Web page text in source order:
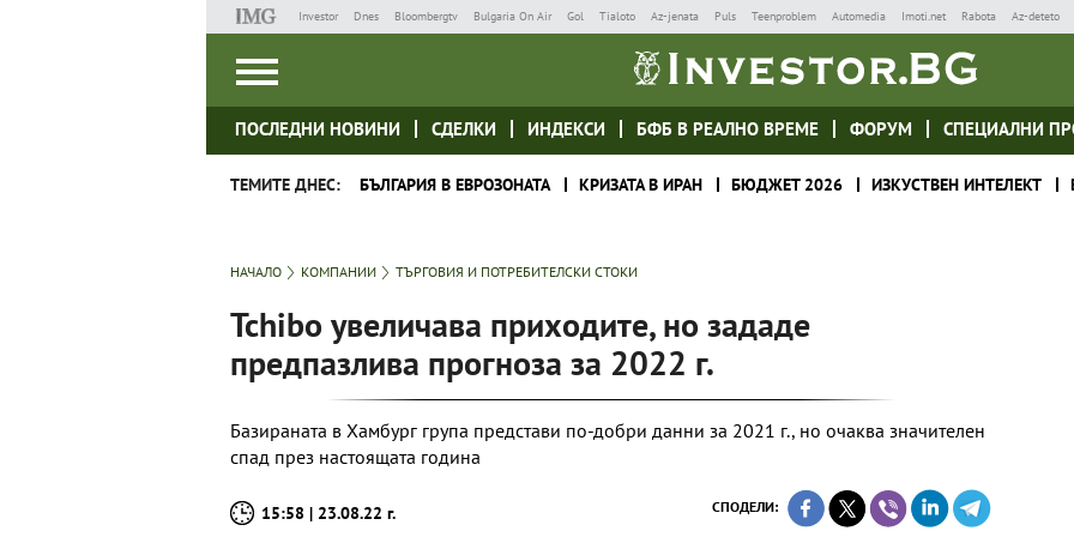
Investor Dnes Bloombergtv Bulgaria On Air Gol Tialoto Az-jenata Puls Teenproblem Automedia Imoti.net Rabota Az-deteto
ПОСЛЕДНИ НОВИНИ СДЕЛКИ ИНДЕКСИ БФБ В РЕАЛНО ВРЕМЕ ФОРУМ СПЕЦИАЛНИ
ТЕМИТЕ ДНЕС: БЪЛГАРИЯ В ЕВРОЗОНАТА КРИЗАТА В ИРАН БЮДЖЕТ 2026 ИЗКУСТВЕН ИНТЕЛЕКТ
НАЧАЛО КОМПАНИИ ТЪРГОВИЯ И ПОТРЕБИТЕЛСКИ СТОКИ
Tchibo увеличава приходите, но зададе
предпазлива прогноза за 2022 г.
Базираната в Хамбург група представи по-добри данни за 2021 г., но очаква значителен
спад през настоящата година
15:58 | 23.08.22 г. СПОДЕЛИ: